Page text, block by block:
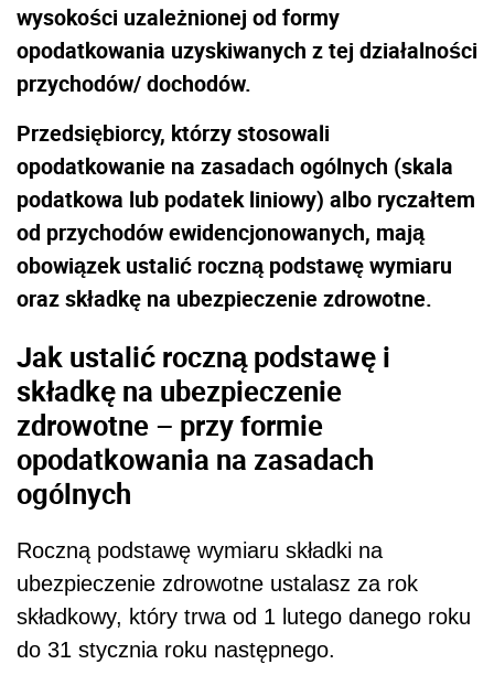
wysokości uzależnionej od formy
opodatkowania uzyskiwanych z tej działalności
przychodów/ dochodów.
Przedsiębiorcy, którzy stosowali
opodatkowanie na zasadach ogólnych (skala
podatkowa lub podatek liniowy) albo ryczałtem
od przychodów ewidencjonowanych, mają
obowiązek ustalić roczną podstawę wymiaru
oraz składkę na ubezpieczenie zdrowotne.
Jak ustalić roczną podstawę i
składkę na ubezpieczenie
zdrowotne – przy formie
opodatkowania na zasadach
ogólnych
Roczną podstawę wymiaru składki na
ubezpieczenie zdrowotne ustalasz za rok
składkowy, który trwa od 1 lutego danego roku
do 31 stycznia roku następnego.